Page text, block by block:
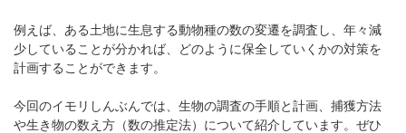
例えば、ある土地に生息する動物種の数の変遷を調査し、年々減
少していることが分かれば、どのように保全していくかの対策を
計画することができます。
今回のイモリしんぶんでは、生物の調査の手順と計画、捕獲方法
や生き物の数え方（数の推定法）について紹介しています。ぜひ